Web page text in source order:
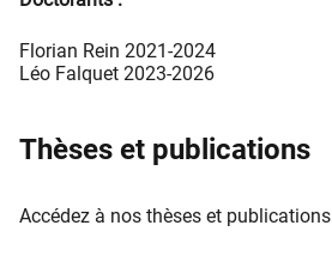
Florian Rein 2021-2024
Léo Falquet 2023-2026
Thèses et publications
Accédez à nos thèses et publications